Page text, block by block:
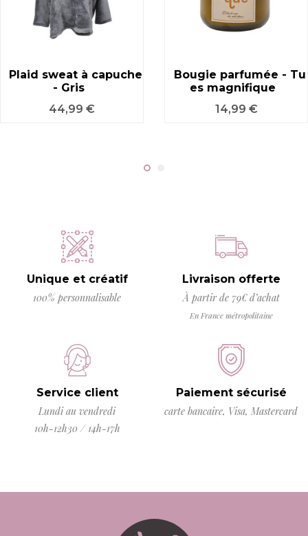
Plaid sweat à capuche
- Gris
Prix
44,99 €
Bougie parfumée - Tu
es magnifique
Prix
14,99 €
Unique et créatif
100% personnalisable
Livraison offerte
À partir de 79€ d’achat
En France métropolitaine
Service client
Lundi au vendredi
10h-12h30 / 14h-17h
Paiement sécurisé
carte bancaire, Visa, Mastercard